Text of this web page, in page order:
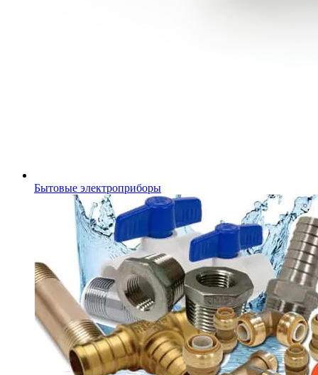
Бытовые электроприборы